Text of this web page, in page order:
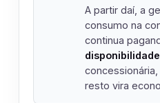
A partir daí, a
consumo na
continua
disponibilidade
concessionária,
resto vira